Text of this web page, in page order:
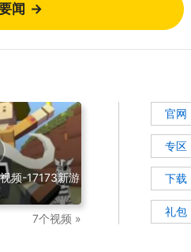
闻 →
频-17173新游
7个视频 »
官网
专区
下载
礼包